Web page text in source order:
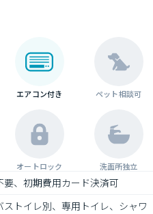
エアコン付き ペット相談可
オートロック 洗面所独立
、初期費用カード決済可
トイレ別、専用トイレ、シャワ